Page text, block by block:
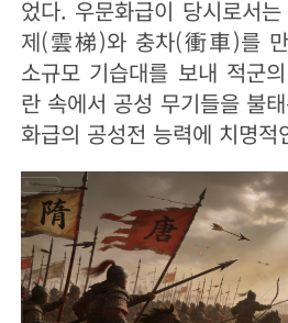
었다. 우문화급이 당시로서
제(雲梯)와 충차(衝車)를
소규모 기습대를 보내 적군
란 속에서 공성 무기들을 불
화급의 공성전 능력에 치명적